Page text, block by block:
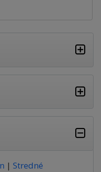
| Stredné